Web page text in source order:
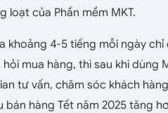
loạt của Phần mềm MKT.
khoảng 4-5 tiếng mỗi ngày
mua hàng, thì sau khi dùng
tư vấn, chăm sóc khách
bán hàng Tết năm 2025 tăng